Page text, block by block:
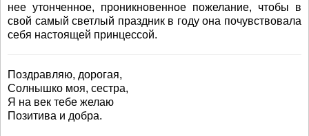
нее утонченное, проникновенное пожелание, чтобы в
свой самый светлый праздник в году она почувствовала
себя настоящей принцессой.
Поздравляю, дорогая,
Солнышко моя, сестра,
Я на век тебе желаю
Позитива и добра.